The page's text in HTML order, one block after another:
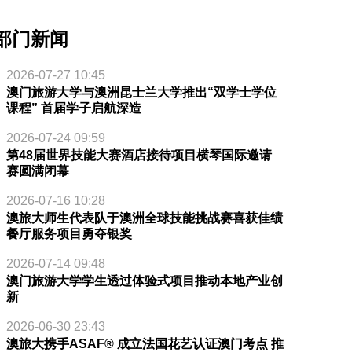
门新闻
2026-07-27 10:45
澳门旅游大学与澳洲昆士兰大学推出“双学士学位
课程” 首届学子启航深造
2026-07-24 09:59
第48届世界技能大赛酒店接待项目横琴国际邀请
赛圆满闭幕
2026-07-16 10:28
澳旅大师生代表队于澳洲全球技能挑战赛喜获佳绩
餐厅服务项目勇夺银奖
2026-07-14 09:48
澳门旅游大学学生透过体验式项目推动本地产业创
新
2026-06-30 23:43
澳旅大携手ASAF® 成立法国花艺认证澳门考点 推